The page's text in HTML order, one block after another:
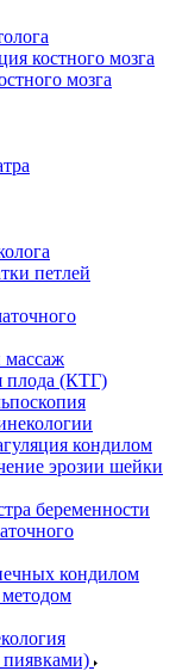
костного мозга
мозга
петлей
массаж
плода (КТГ)
кондилом
эрозии шейки
беременности
кондилом
пиявками)